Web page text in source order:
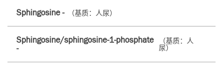
Sphingosine - （基质：人尿）
Sphingosine/sphingosine-1-phosphate
-
（基质：人
尿）